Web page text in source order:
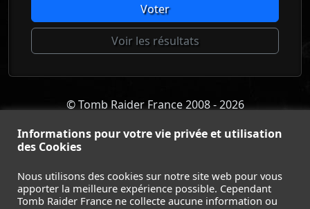
Voter
Voir les résultats
Informations pour votre vie privée et utilisation
des Cookies
Nous utilisons des cookies sur notre site web pour vous
apporter la meilleure expérience possible. Cependant
Tomb Raider France ne collecte aucune information ou
© Tomb Raider France 2008 - 2026
Square Enix Ltd.
ACCUEIL- TOMB RAIDER
CATALYST- LARA CROFT- FILMS- CONTACT-
MENTIONS LÉGALES / CGU-